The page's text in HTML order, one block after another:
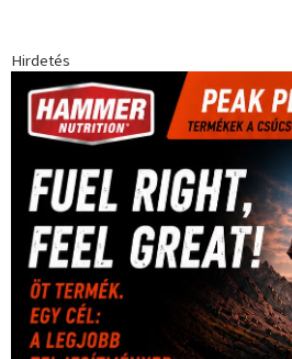
Hirdetés